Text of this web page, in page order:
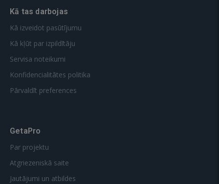
Kā tas darbojas
Kā izveidot pasūtījumu
Kā kļūt par izpildītāju
Servisa noteikumi
Konfidencialitātes politika
Pārvaldīt preferences
GetaPro
Par projektu
Atgriezeniskā saite
Jautājumi un atbildes